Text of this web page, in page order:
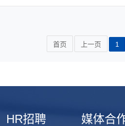
首页 上一页 1
HR招聘 媒体合